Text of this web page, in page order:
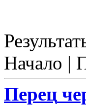
Начало |
Перец